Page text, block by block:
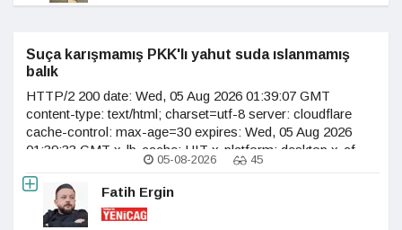
Suça karışmamış PKK'lı yahut suda ıslanmamış
balık
HTTP/2 200 date: Wed, 05 Aug 2026 01:39:07 GMT
content-type: text/html; charset=utf-8 server: cloudflare
cache-control: max-age=30 expires: Wed, 05 Aug 2026
01:39:33 GMT x-lb-cache: HIT x-platform: desktop x-cf-
platform: desktop content-encoding: gzip nel:
{"report_to":"cf-
nel","success_fraction":0.0,"max_age":604800} vary:
accept-encoding age: 3 last-modified:
05-08-2026 45
Fatih Ergin